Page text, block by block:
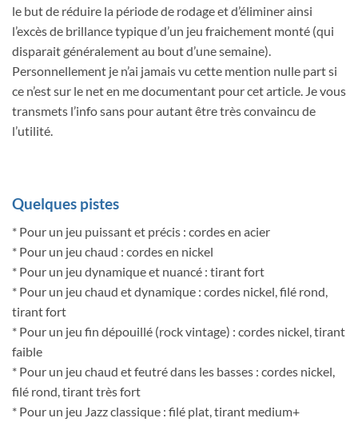
le but de réduire la période de rodage et d’éliminer ainsi
l’excès de brillance typique d’un jeu fraichement monté (qui
disparait généralement au bout d’une semaine).
Personnellement je n’ai jamais vu cette mention nulle part si
ce n’est sur le net en me documentant pour cet article. Je vous
transmets l’info sans pour autant être très convaincu de
l’utilité.
Quelques pistes
* Pour un jeu puissant et précis : cordes en acier
* Pour un jeu chaud : cordes en nickel
* Pour un jeu dynamique et nuancé : tirant fort
* Pour un jeu chaud et dynamique : cordes nickel, filé rond,
tirant fort
* Pour un jeu fin dépouillé (rock vintage) : cordes nickel, tirant
faible
* Pour un jeu chaud et feutré dans les basses : cordes nickel,
filé rond, tirant très fort
* Pour un jeu Jazz classique : filé plat, tirant medium+